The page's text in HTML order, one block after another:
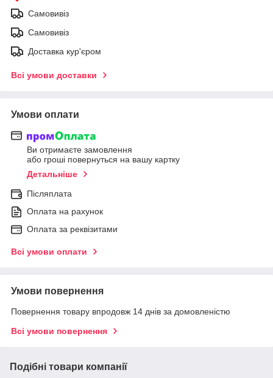
Самовивіз
Самовивіз
Доставка кур'єром
Всі умови доставки
Умови оплати
Ви отримаєте замовлення
або гроші повернуться на вашу картку
Детальніше
Післяплата
Оплата на рахунок
Оплата за реквізитами
Всі умови оплати
Умови повернення
Повернення товару впродовж 14 днів за домовленістю
Всі умови повернення
Подібні товари компанії